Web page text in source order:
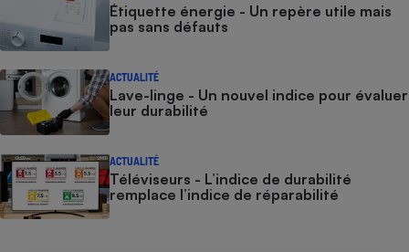
Étiquette énergie - Un repère utile mais
pas sans défauts
ACTUALITÉ
Lave-linge - Un nouvel indice pour évaluer
leur durabilité
ACTUALITÉ
Téléviseurs - L’indice de durabilité
remplace l’indice de réparabilité